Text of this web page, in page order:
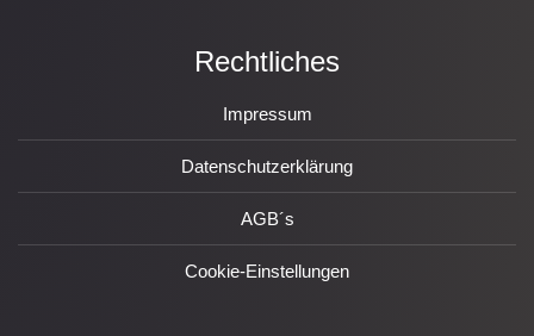
Rechtliches
Impressum
Datenschutzerklärung
AGB´s
Cookie-Einstellungen